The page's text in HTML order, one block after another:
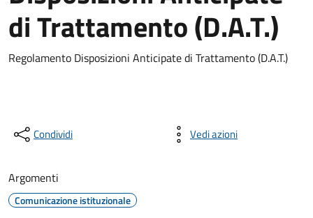
di Trattamento (D.A.T.)
Regolamento Disposizioni Anticipate di Trattamento (D.A.T.)
Condividi Vedi azioni
Argomenti
Comunicazione istituzionale